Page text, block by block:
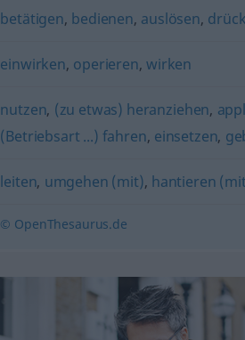
betätigen, bedienen, auslösen,
einwirken, operieren,wirken
nutzen, (zu etwas) heranziehen,
(Betriebsart ...) fahren, einsetzen,
leiten, umgehen (mit), hantieren
© OpenThesaurus.de